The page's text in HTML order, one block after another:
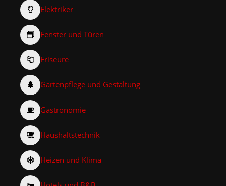
Elektriker
Fenster und Türen
Friseure
Gartenpflege und Gestaltung
Gastronomie
Haushaltstechnik
Heizen und Klima